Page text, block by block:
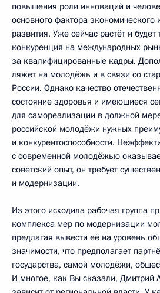
повышения роли инноваций и
основного фактора экономического
развития. Уже сейчас растёт и будет
конкуренция на международных
за квалифицированные кадры.
ляжет на молодёжь и в связи со
России. Однако качество
состояние здоровья и имеющиеся
для самореализации в должной
российской молодёжи нужных
и конкурентоспособности.
с современной молодёжью
советский опыт, он требует
и модернизации.
Из этого исходила рабочая группа
комплекса мер по модернизации
предлагая вывести её на уровень
значимости, что предполагает
государства, самой молодёжи,
И многое, как Вы сказали, Дмитрий